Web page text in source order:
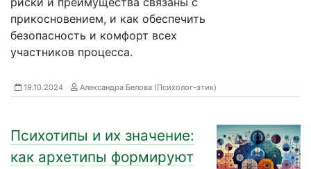
прикосновением, и как обеспечить
безопасность и комфорт всех
участников процесса.
19.10.2024 Александра Белова (Психолог-этик)
Психотипы и их значение:
как архетипы формируют